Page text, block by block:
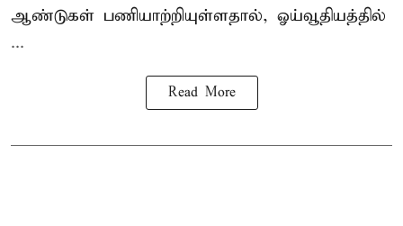
ஆண்டுகள் பணியாற்றியுள்ளதால், ஓய்வூதியத்தில்
...
Read More